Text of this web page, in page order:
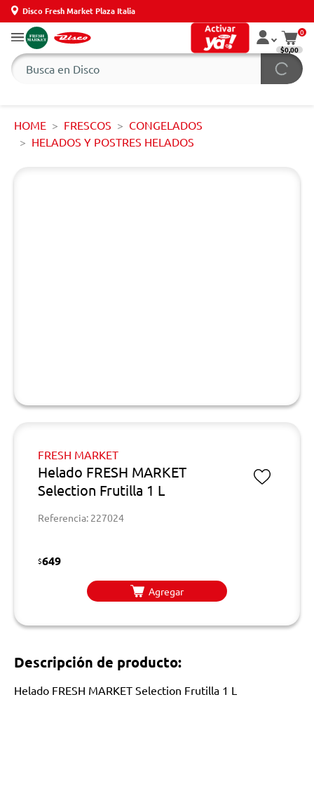
Disco Fresh Market Plaza Italia
0
$0,00
HOME FRESCOS
CONGELADOS
HELADOS Y POSTRES HELADOS
FRESH MARKET
Helado FRESH MARKET
Selection Frutilla 1 L
Referencia: 227024
$649
Agregar
Descripción de producto:
Helado FRESH MARKET Selection Frutilla 1 L